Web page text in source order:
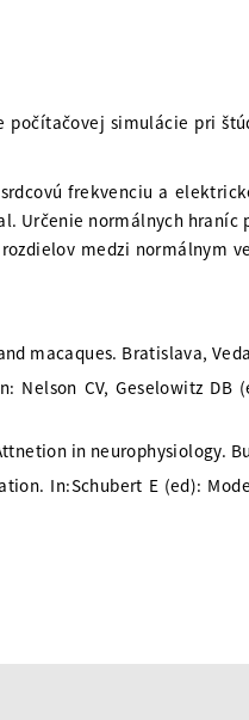
simulácie pri
frekvenciu a
Určenie normálnych
medzi normálnym
macaques. Bratislava,
CV, Geselowitz DB
in neurophysiology.
In:Schubert E (ed):